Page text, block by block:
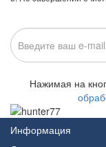
Нажимая на
Информация